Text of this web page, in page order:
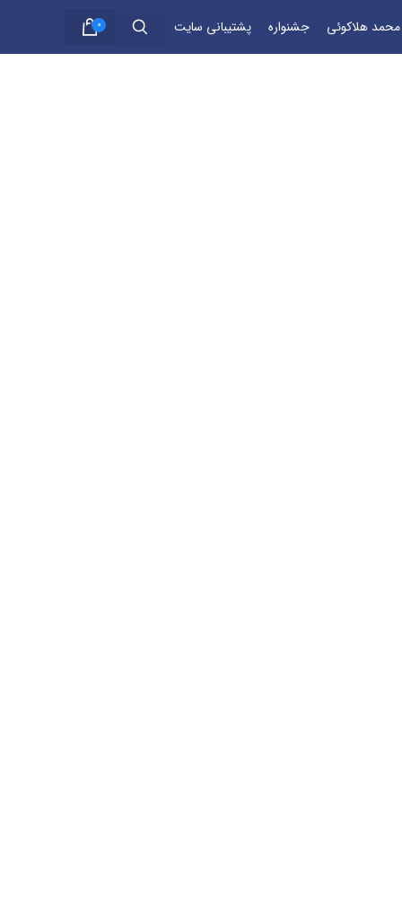
محمد هلاکوئی جشنواره پشتیبانی سایت 0